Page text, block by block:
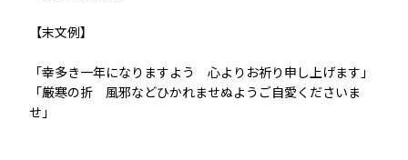
【末文例】
「幸多き一年になりますよう 心よりお祈り申し上げます」
「厳寒の折 風邪などひかれませぬようご自愛くださいま
せ」